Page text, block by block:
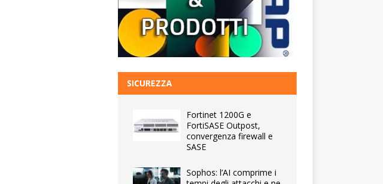
SICUREZZA
Fortinet 1200G e
FortiSASE Outpost,
convergenza firewall e
SASE
Sophos: l’AI comprime i